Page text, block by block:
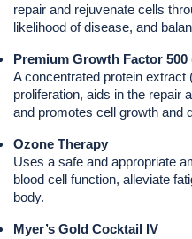
repair and rejuvenate cells
likelihood of disease, and
Premium Growth Factor 500
A concentrated protein extract
proliferation, aids in the repair
and promotes cell growth and
Ozone Therapy
Uses a safe and appropriate
blood cell function, alleviate
body.
Myer’s Gold Cocktail IV